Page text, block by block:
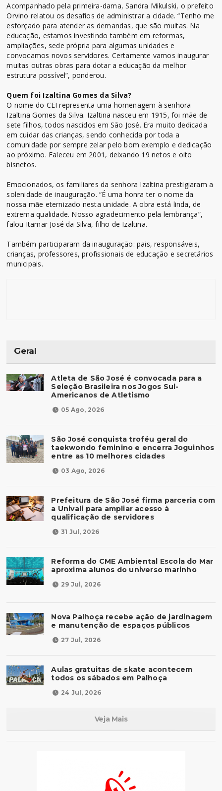
Acompanhado pela primeira-dama, Sandra Mikulski, o prefeito
Orvino relatou os desafios de administrar a cidade. “Tenho me
esforçado para atender as demandas, que são muitas. Na
educação, estamos investindo também em reformas,
ampliações, sede própria para algumas unidades e
convocamos novos servidores. Certamente vamos inaugurar
muitas outras obras para dotar a educação da melhor
estrutura possível”, ponderou.
Quem foi Izaltina Gomes da Silva?
O nome do CEI representa uma homenagem à senhora
Izaltina Gomes da Silva. Izaltina nasceu em 1915, foi mãe de
sete filhos, todos nascidos em São José. Era muito dedicada
em cuidar das crianças, sendo conhecida por toda a
comunidade por sempre zelar pelo bom exemplo e dedicação
ao próximo. Faleceu em 2001, deixando 19 netos e oito
bisnetos.
Emocionados, os familiares da senhora Izaltina prestigiaram a
solenidade de inauguração. “É uma honra ter o nome da
nossa mãe eternizado nesta unidade. A obra está linda, de
extrema qualidade. Nosso agradecimento pela lembrança”,
falou Itamar José da Silva, filho de Izaltina.
Também participaram da inauguração: pais, responsáveis,
crianças, professores, profissionais de educação e secretários
municipais.
Geral
Atleta de São José é convocada para a
Seleção Brasileira nos Jogos Sul-
Americanos de Atletismo
05 Ago, 2026
São José conquista troféu geral do
taekwondo feminino e encerra Joguinhos
entre as 10 melhores cidades
03 Ago, 2026
Prefeitura de São José firma parceria com
a Univali para ampliar acesso à
qualificação de servidores
31 Jul, 2026
Reforma do CME Ambiental Escola do Mar
aproxima alunos do universo marinho
29 Jul, 2026
Nova Palhoça recebe ação de jardinagem
e manutenção de espaços públicos
27 Jul, 2026
Aulas gratuitas de skate acontecem
todos os sábados em Palhoça
24 Jul, 2026
Veja Mais